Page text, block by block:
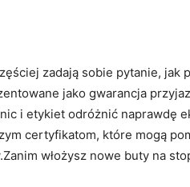
zadają sobie pytanie, jak
jako gwarancja
i etykiet odróżnić naprawdę
certyfikatom, które mogą
włożysz nowe buty na